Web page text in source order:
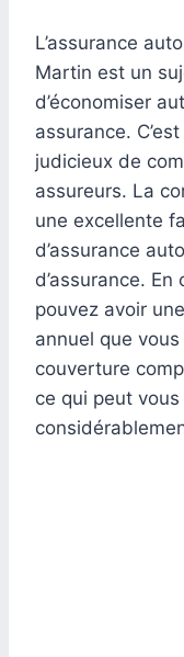
L’assurance
Martin est un
d’économiser
assurance.
judicieux de
assureurs. La
une excellente
d’assurance
d’assurance.
pouvez avoir
annuel que
couverture
ce qui peut